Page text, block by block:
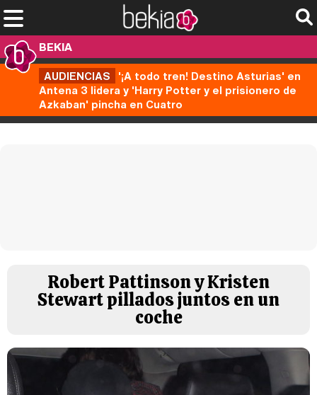
BEKIA
AUDIENCIAS '¡A todo tren! Destino Asturias' en
Antena 3 lidera y 'Harry Potter y el prisionero de
Azkaban' pincha en Cuatro
Robert Pattinson y Kristen
Stewart pillados juntos en un
coche